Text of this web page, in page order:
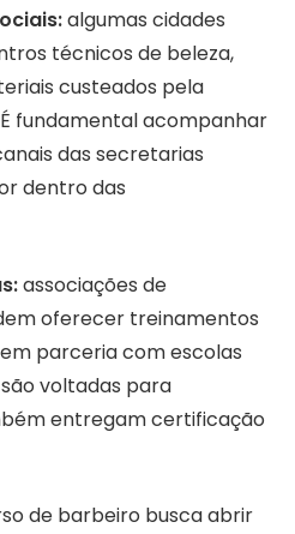
algumas cidades
técnicos de beleza,
custeados pela
fundamental acompanhar
das secretarias
dentro das
associações de
oferecer treinamentos
parceria com escolas
voltadas para
entregam certificação
de barbeiro busca abrir